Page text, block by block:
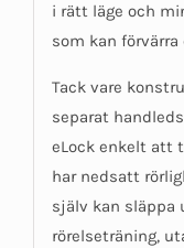
i rätt läge och
som kan
Tack vare
separat
eLock enkelt att
har nedsatt
själv kan släppa
rörelseträning,